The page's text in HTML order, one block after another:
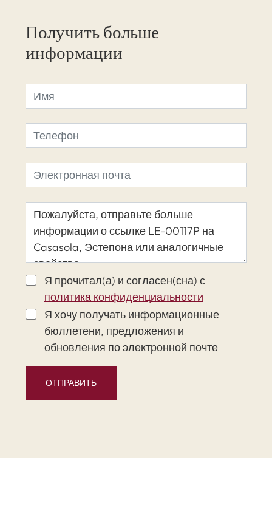
Получить больше
информации
Я прочитал(а) и согласен(сна) с
политика конфиденциальности
Я хочу получать информационные
бюллетени, предложения и
обновления по электронной почте
ОТПРАВИТЬ